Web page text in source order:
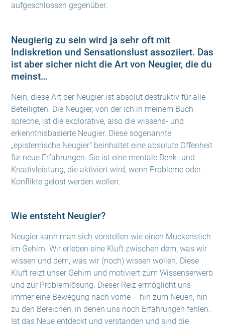
aufgeschlossen gegenüber.
Neugierig zu sein wird ja sehr oft mit
Indiskretion und Sensationslust assoziiert. Das
ist aber sicher nicht die Art von Neugier, die du
meinst…
Nein, diese Art der Neugier ist absolut destruktiv für alle
Beteiligten. Die Neugier, von der ich in meinem Buch
spreche, ist die explorative, also die wissens- und
erkenntnisbasierte Neugier. Diese sogenannte
„epistemische Neugier“ beinhaltet eine absolute Offenheit
für neue Erfahrungen. Sie ist eine mentale Denk- und
Kreativleistung, die aktiviert wird, wenn Probleme oder
Konflikte gelöst werden wollen.
Wie entsteht Neugier?
Neugier kann man sich vorstellen wie einen Mückenstich
im Gehirn. Wir erleben eine Kluft zwischen dem, was wir
wissen und dem, was wir (noch) wissen wollen. Diese
Kluft reizt unser Gehirn und motiviert zum Wissenserwerb
und zur Problemlösung. Dieser Reiz ermöglicht uns
immer eine Bewegung nach vorne – hin zum Neuen, hin
zu den Bereichen, in denen uns noch Erfahrungen fehlen.
Ist das Neue entdeckt und verstanden und sind die